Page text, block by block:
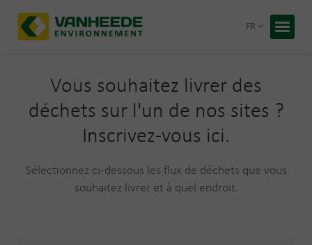
Notre
Retour
FR
Vous souhaitez livrer des
déchets sur l'un de nos sites ?
Inscrivez-vous ici.
Sélectionnez ci-dessous les flux de déchets que vous
souhaitez livrer et à quel endroit.